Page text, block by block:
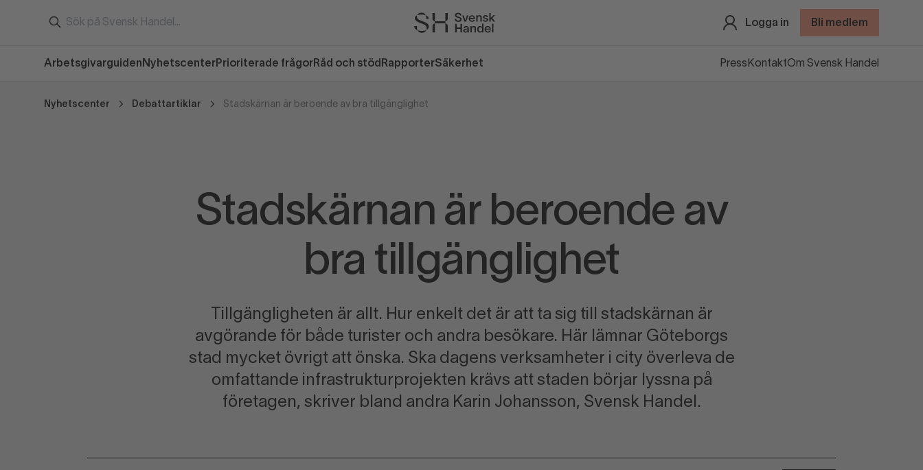
Logga in Bli medlem
Arbetsgivarguiden Nyhetscenter Prioriterade frågor Råd och stöd RapporterSäkerhet Press KontaktOm Svensk Handel
Nyhetscenter Debattartiklar Stadskärnan är beroende av bra tillgänglighet
Stadskärnan är beroende av
bra tillgänglighet
Tillgängligheten är allt. Hur enkelt det är att ta sig till stadskärnan är
avgörande för både turister och andra besökare. Här lämnar Göteborgs
stad mycket övrigt att önska. Ska dagens verksamheter i city överleva de
omfattande infrastrukturprojekten krävs att staden börjar lyssna på
företagen, skriver bland andra Karin Johansson, Svensk Handel.